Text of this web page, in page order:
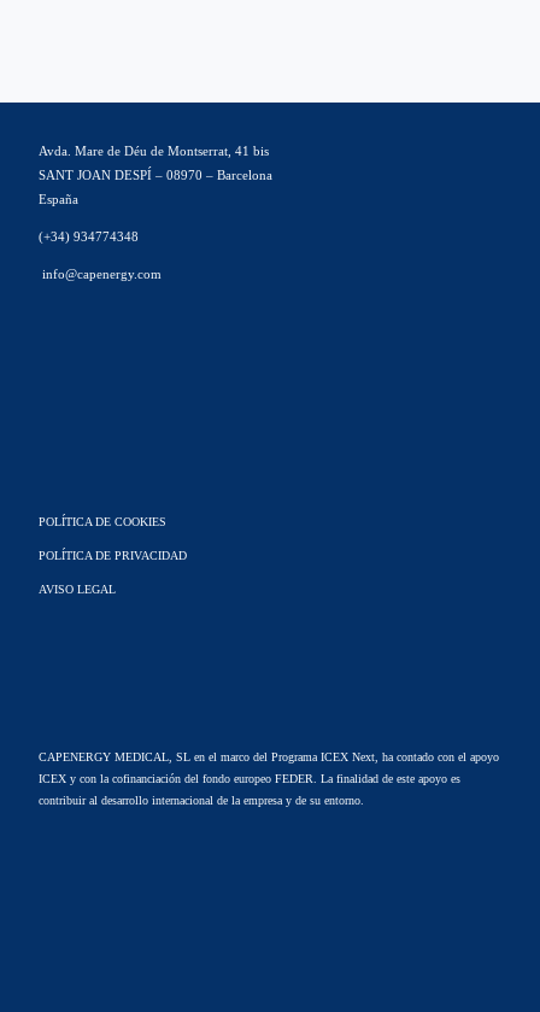
Avda. Mare de Déu de Montserrat, 41 bis
SANT JOAN DESPÍ – 08970 – Barcelona
España
(+34) 934774348
info@capenergy.com
POLÍTICA DE COOKIES
POLÍTICA DE PRIVACIDAD
AVISO LEGAL
CAPENERGY MEDICAL, SL en el marco del Programa ICEX Next, ha contado con el apoyo
ICEX y con la cofinanciación del fondo europeo FEDER. La finalidad de este apoyo es
contribuir al desarrollo internacional de la empresa y de su entorno.